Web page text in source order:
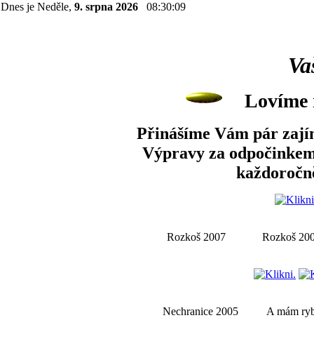
Dnes je Neděle, 9. srpna 2026 08:30:10
Lovíme
Přinášíme Vám pár
Výpravy za
Rozkoš 2007 Rozkoš
Nechranice 2005 A mám